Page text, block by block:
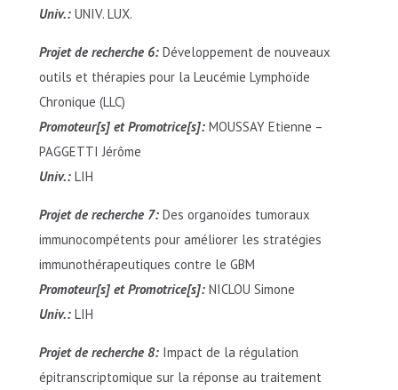
Univ.:UNIV. LUX.
Projet de recherche 6:Développement de nouveaux
outils et thérapies pour la Leucémie Lymphoïde
Chronique (LLC)
Promoteur[s] et Promotrice[s]: MOUSSAY Etienne –
PAGGETTI Jérôme
Univ.:LIH
Projet de recherche 7:Des organoïdes tumoraux
immunocompétents pour améliorer les stratégies
immunothérapeutiques contre le GBM
Promoteur[s] et Promotrice[s]: NICLOU Simone
Univ.:LIH
Projet de recherche 8:Impact de la régulation
épitranscriptomique sur la réponse au traitement